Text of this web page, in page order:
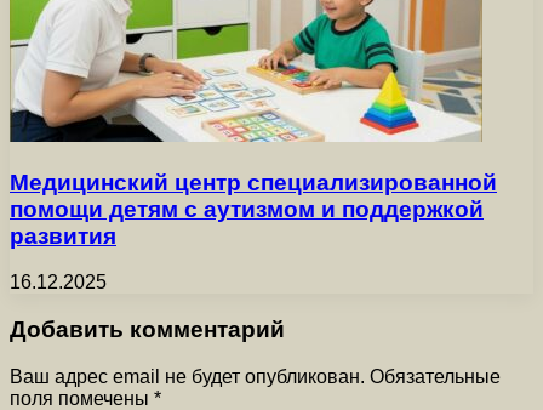
Медицинский центр специализированной
помощи детям с аутизмом и поддержкой
развития
16.12.2025
Добавить комментарий
Ваш адрес email не будет опубликован. Обязательные
поля помечены *